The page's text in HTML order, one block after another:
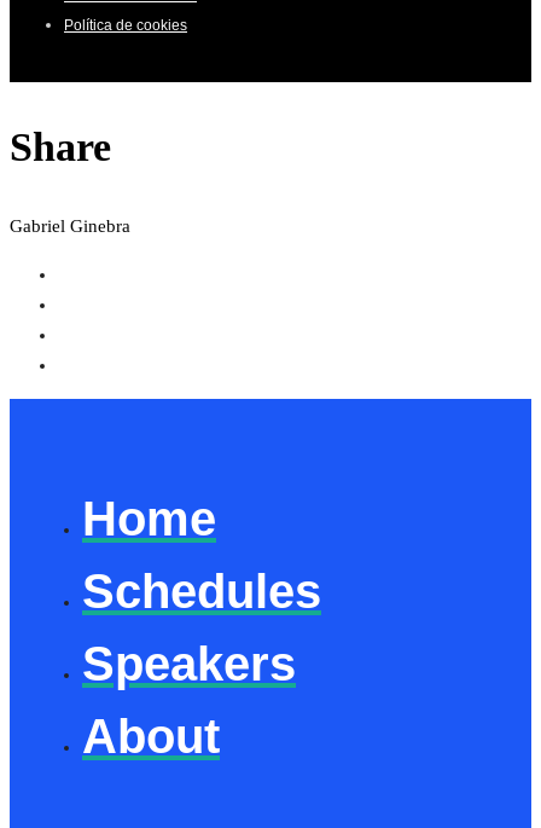
Política de cookies
Share
Gabriel Ginebra
Home
Schedules
Speakers
About